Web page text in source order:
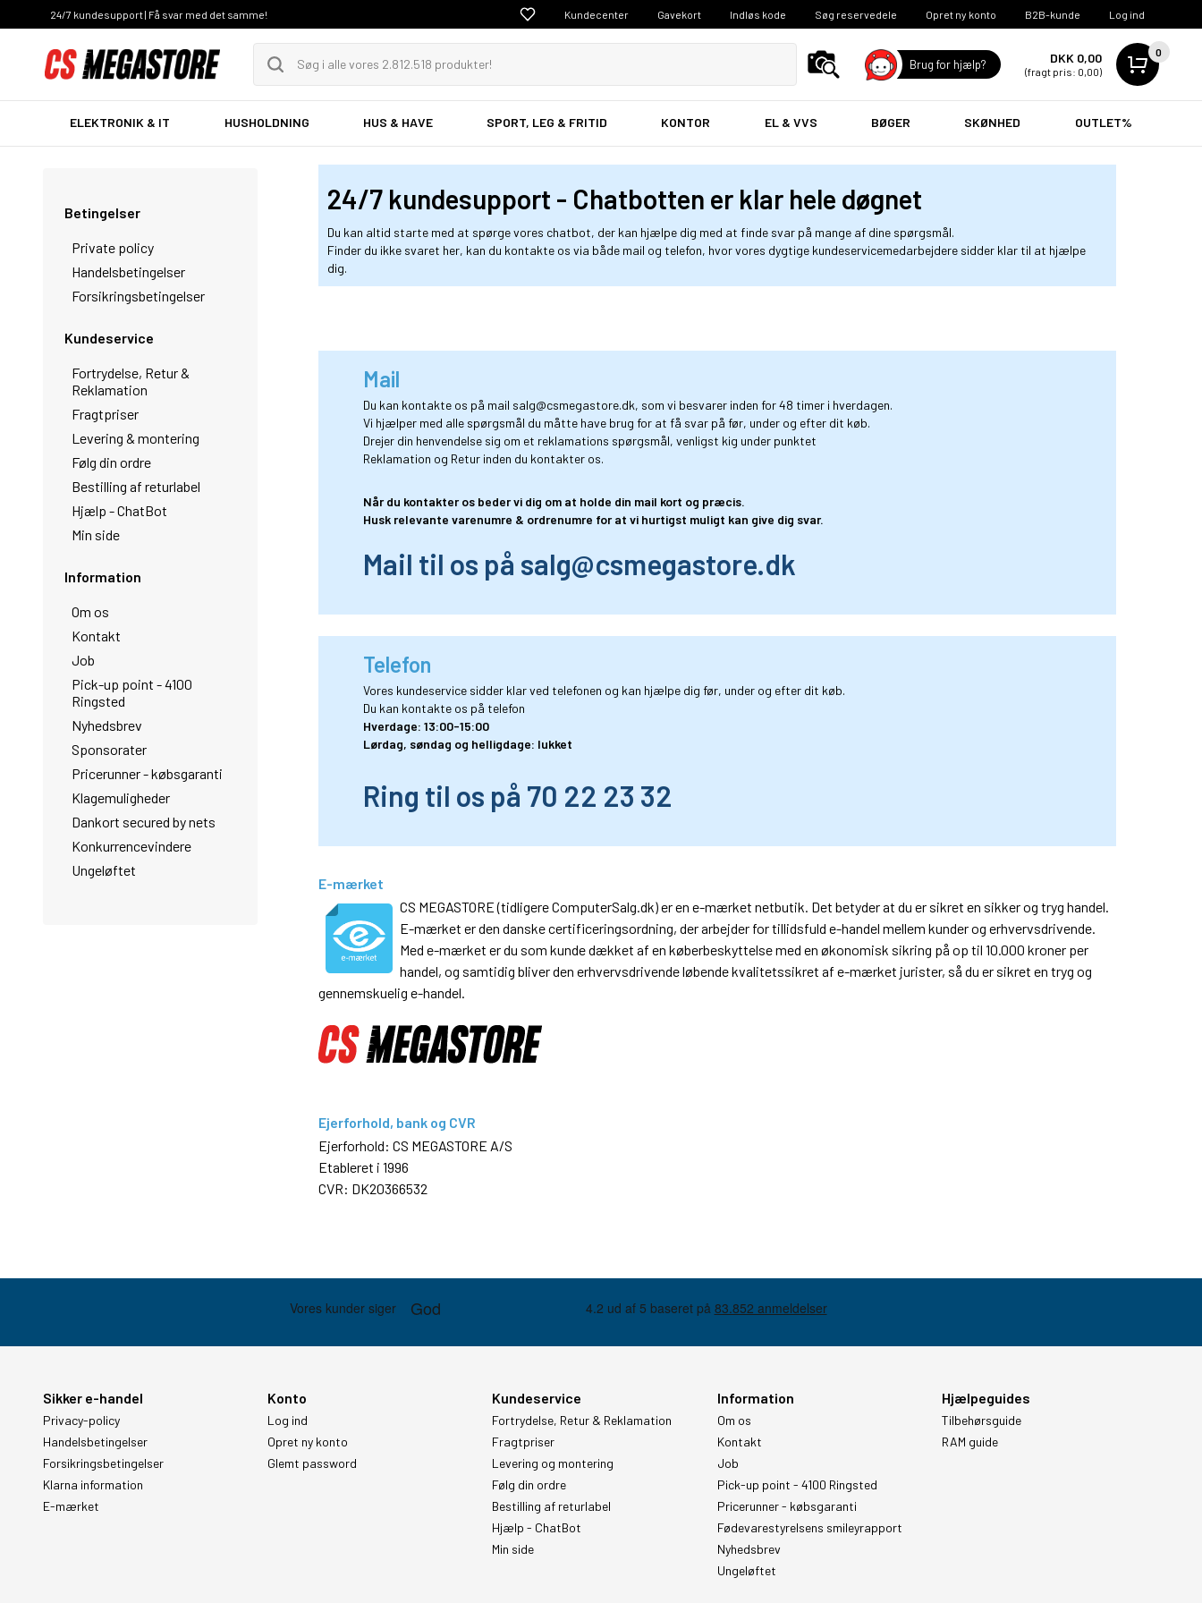
24/7 kundesupport | Få svar med det samme! Kundecenter Gavekort Indløs kode Søg reservedele Opret ny konto B2B-kunde Log ind
Brug for hjælp? DKK 0,00
(fragt pris: 0,00)
0
ELEKTRONIK & IT HUSHOLDNING HUS & HAVE SPORT, LEG & FRITID KONTOR EL & VVS BØGER SKØNHED OUTLET%
Betingelser
Private policy
Handelsbetingelser
Forsikringsbetingelser
Kundeservice
Fortrydelse, Retur &
Reklamation
Fragtpriser
Levering & montering
Følg din ordre
Bestilling af returlabel
Hjælp - ChatBot
Min side
Information
Om os
Kontakt
Job
Pick-up point - 4100
Ringsted
Nyhedsbrev
Sponsorater
Pricerunner - købsgaranti
Klagemuligheder
Dankort secured by nets
Konkurrencevindere
Ungeløftet
24/7 kundesupport - Chatbotten er klar hele døgnet
Du kan altid starte med at spørge vores chatbot, der kan hjælpe dig med at finde svar på mange af dine spørgsmål.
Finder du ikke svaret her, kan du kontakte os via både mail og telefon, hvor vores dygtige kundeservicemedarbejdere sidder klar til at hjælpe
dig.
Mail
Du kan kontakte os på mail salg@csmegastore.dk, som vi besvarer inden for 48 timer i hverdagen.
Vi hjælper med alle spørgsmål du måtte have brug for at få svar på før, under og efter dit køb.
Drejer din henvendelse sig om et reklamations spørgsmål, venligst kig under punktet
Reklamation og Retur inden du kontakter os.
Når du kontakter os beder vi dig om at holde din mail kort og præcis.
Husk relevante varenumre & ordrenumre for at vi hurtigst muligt kan give dig svar.
Mail til os på salg@csmegastore.dk
Telefon
Vores kundeservice sidder klar ved telefonen og kan hjælpe dig før, under og efter dit køb.
Du kan kontakte os på telefon
Hverdage: 13:00-15:00
Lørdag, søndag og helligdage: lukket
Ring til os på 70 22 23 32
E-mærket
CS MEGASTORE (tidligere ComputerSalg.dk) er en e-mærket netbutik. Det betyder at du er sikret en sikker og tryg handel.
E-mærket er den danske certificeringsordning, der arbejder for tillidsfuld e-handel mellem kunder og erhvervsdrivende.
Med e-mærket er du som kunde dækket af en køberbeskyttelse med en økonomisk sikring på op til 10.000 kroner per
handel, og samtidig bliver den erhvervsdrivende løbende kvalitetssikret af e-mærket jurister, så du er sikret en tryg og
gennemskuelig e-handel.
Ejerforhold, bank og CVR
Ejerforhold: CS MEGASTORE A/S
Etableret i 1996
CVR: DK20366532
Sikker e-handel
Privacy-policy
Handelsbetingelser
Forsikringsbetingelser
Klarna information
E-mærket
Konto
Log ind
Opret ny konto
Glemt password
Kundeservice
Fortrydelse, Retur & Reklamation
Fragtpriser
Levering og montering
Følg din ordre
Bestilling af returlabel
Hjælp - ChatBot
Min side
Information
Om os
Kontakt
Job
Pick-up point - 4100 Ringsted
Pricerunner - købsgaranti
Fødevarestyrelsens smileyrapport
Nyhedsbrev
Ungeløftet
Hjælpeguides
Tilbehørsguide
RAM guide